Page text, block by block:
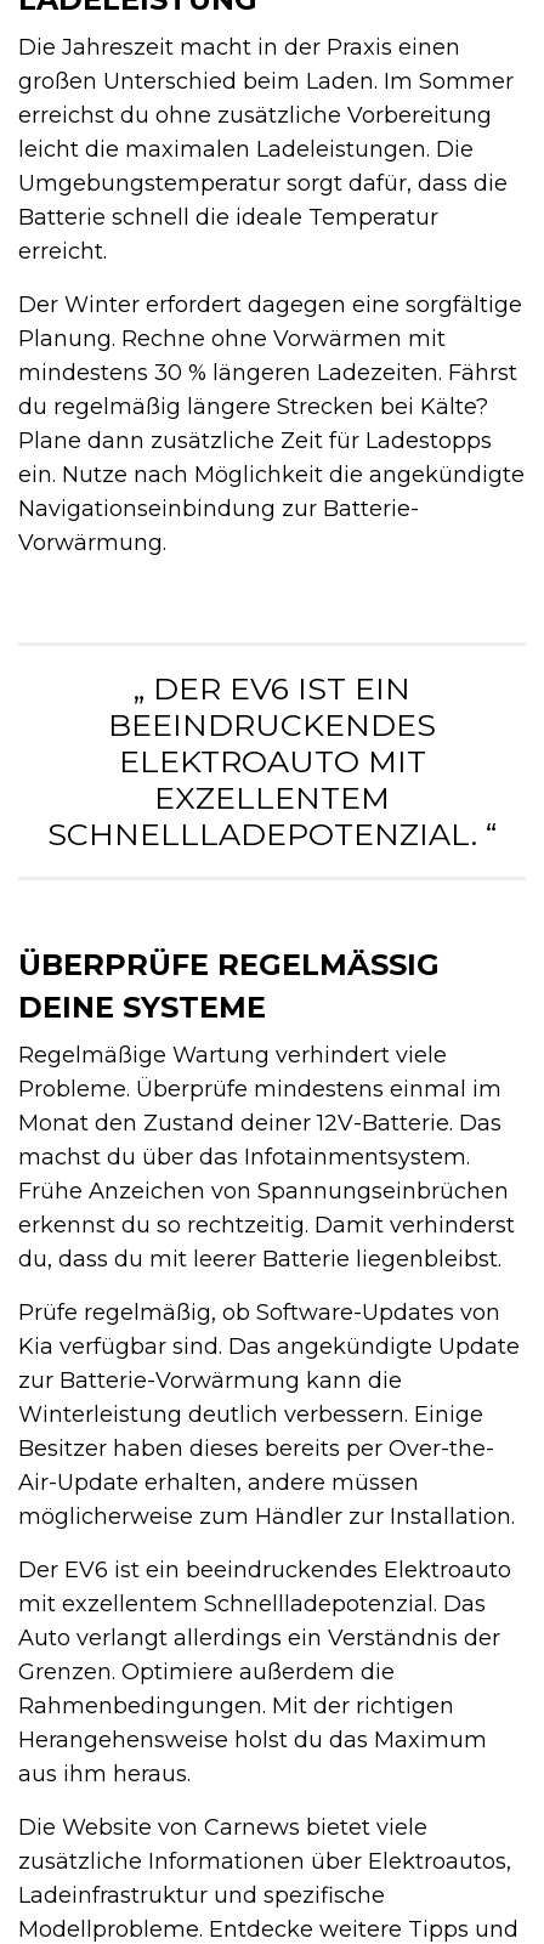
Die Jahreszeit macht in der Praxis einen
großen Unterschied beim Laden. Im Sommer
erreichst du ohne zusätzliche Vorbereitung
leicht die maximalen Ladeleistungen. Die
Umgebungstemperatur sorgt dafür, dass die
Batterie schnell die ideale Temperatur
erreicht.
Der Winter erfordert dagegen eine sorgfältige
Planung. Rechne ohne Vorwärmen mit
mindestens 30 % längeren Ladezeiten. Fährst
du regelmäßig längere Strecken bei Kälte?
Plane dann zusätzliche Zeit für Ladestopps
ein. Nutze nach Möglichkeit die angekündigte
Navigationseinbindung zur Batterie-
Vorwärmung.
„ DER EV6 IST EIN
BEEINDRUCKENDES
ELEKTROAUTO MIT
EXZELLENTEM
SCHNELLLADEPOTENZIAL. “
ÜBERPRÜFE REGELMÄSSIG D
EINE SYSTEME
Regelmäßige Wartung verhindert viele
Probleme. Überprüfe mindestens einmal im
Monat den Zustand deiner 12V-Batterie. Das
machst du über das Infotainmentsystem.
Frühe Anzeichen von Spannungseinbrüchen
erkennst du so rechtzeitig. Damit verhinderst
du, dass du mit leerer Batterie liegenbleibst.
Prüfe regelmäßig, ob Software-Updates von
Kia verfügbar sind. Das angekündigte Update
zur Batterie-Vorwärmung kann die
Winterleistung deutlich verbessern. Einige
Besitzer haben dieses bereits per Over-the-
Air-Update erhalten, andere müssen
möglicherweise zum Händler zur Installation.
Der EV6 ist ein beeindruckendes Elektroauto
mit exzellentem Schnellladepotenzial. Das
Auto verlangt allerdings ein Verständnis der
Grenzen. Optimiere außerdem die
Rahmenbedingungen. Mit der richtigen
Herangehensweise holst du das Maximum
aus ihm heraus.
Die Website von Carnews bietet viele
zusätzliche Informationen über Elektroautos,
Ladeinfrastruktur und spezifische
Modellprobleme. Entdecke weitere Tipps und